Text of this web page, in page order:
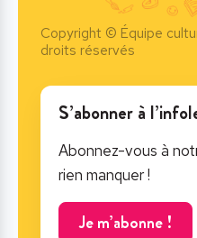
Copyright © Équipe
droits réservés
S’abonner à
Abonnez-vous à
rien manquer !
Je m’abonne !